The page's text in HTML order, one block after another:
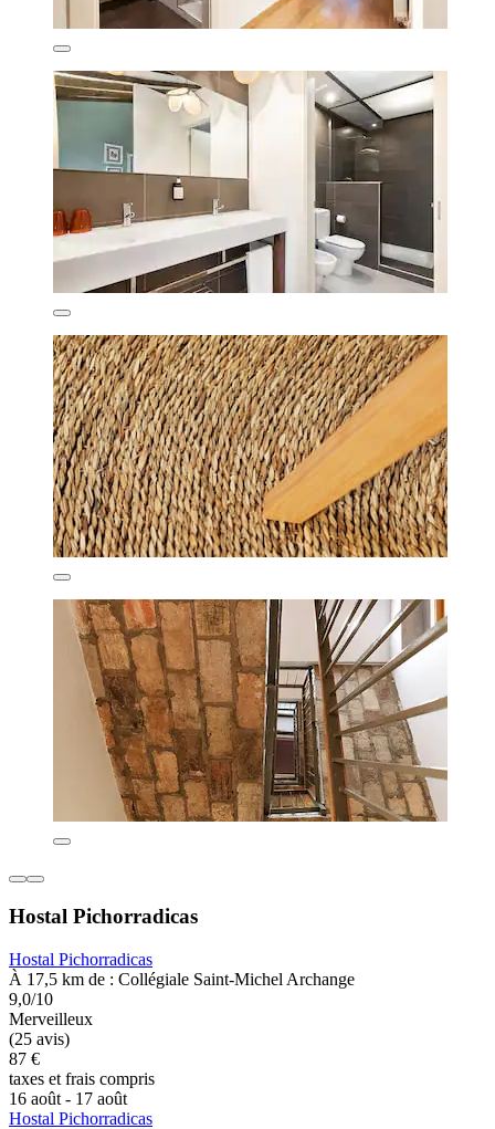
Hostal Pichorradicas
Hostal Pichorradicas
À 17,5 km de : Collégiale Saint-Michel Archange
9,0/10
Merveilleux
(25 avis)
87 €
taxes et frais compris
16 août - 17 août
Hostal Pichorradicas